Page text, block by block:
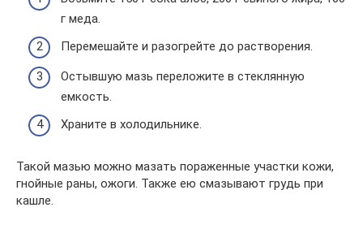
г меда.
Перемешайте и разогрейте до растворения.
Остывшую мазь переложите в стеклянную
емкость.
Храните в холодильнике.
Такой мазью можно мазать пораженные участки кожи,
гнойные раны, ожоги. Также ею смазывают грудь при
кашле.